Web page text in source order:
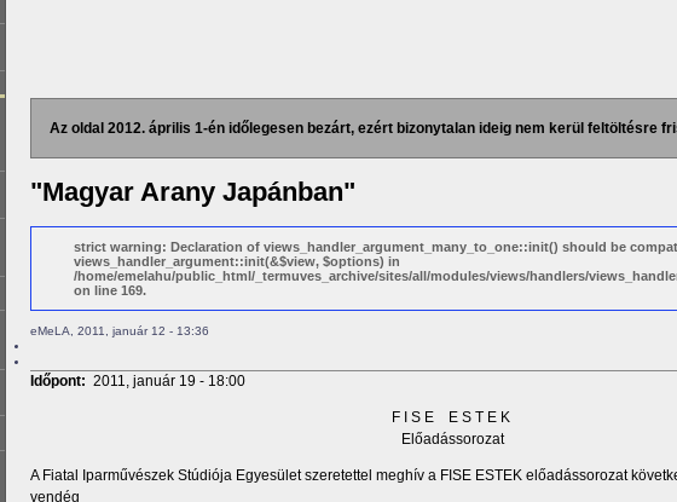
Az oldal 2012. április 1-én időlegesen bezárt, ezért bizonytalan ideig nem kerül feltöltésre
"Magyar Arany Japánban"
strict warning: Declaration of views_handler_argument_many_to_one::init() should be
views_handler_argument::init(&$view, $options) in
/home/emelahu/public_html/_termuves_archive/sites/all/modules/views/handlers/
on line 169.
eMeLA, 2011, január 12 - 13:36
Időpont: 2011, január 19 - 18:00
F I S E E S T E K
Előadássorozat
A Fiatal Iparművészek Stúdiója Egyesület szeretettel meghív a FISE ESTEK előadássorozat
vendég